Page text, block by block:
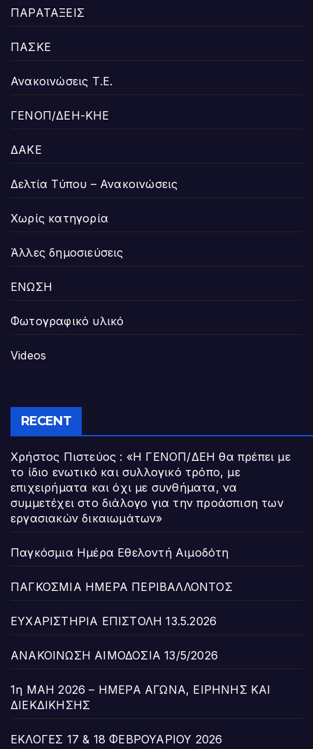
ΠΑΡΑΤΑΞΕΙΣ
ΠΑΣΚΕ
Ανακοινώσεις Τ.Ε.
ΓΕΝΟΠ/ΔΕΗ-ΚΗΕ
ΔΑΚΕ
Δελτία Τύπου – Ανακοινώσεις
Χωρίς κατηγορία
Άλλες δημοσιεύσεις
ΕΝΩΣΗ
Φωτογραφικό υλικό
Videos
RECENT
Χρήστος Πιστεύος : «Η ΓΕΝΟΠ/ΔΕΗ θα πρέπει με
το ίδιο ενωτικό και συλλογικό τρόπο, με
επιχειρήματα και όχι με συνθήματα, να
συμμετέχει στο διάλογο για την προάσπιση των
εργασιακών δικαιωμάτων»
Παγκόσμια Ημέρα Εθελοντή Αιμοδότη
ΠΑΓΚΟΣΜΙΑ ΗΜΕΡΑ ΠΕΡΙΒΑΛΛΟΝΤΟΣ
ΕΥΧΑΡΙΣΤΗΡΙΑ ΕΠΙΣΤΟΛΗ 13.5.2026
ΑΝΑΚΟΙΝΩΣΗ ΑΙΜΟΔΟΣΙΑ 13/5/2026
1η ΜΑΗ 2026 – ΗΜΕΡΑ ΑΓΩΝΑ, ΕΙΡΗΝΗΣ ΚΑΙ
ΔΙΕΚΔΙΚΗΣΗΣ
ΕΚΛΟΓΕΣ 17 & 18 ΦΕΒΡΟΥΑΡΙΟΥ 2026